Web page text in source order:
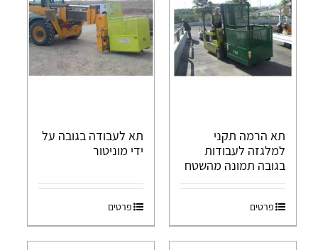
תא הרמה תקני
למלגזה לעבודות
בגובה תמונה מהשטח
פרטים
תא לעבודה בגובה על
ידי מוניטור
פרטים